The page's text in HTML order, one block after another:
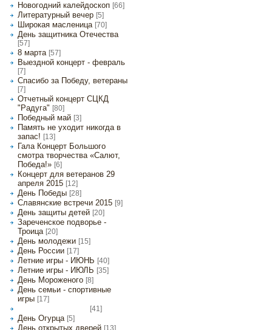
Новогодний калейдоскоп [66]
Литературный вечер [5]
Широкая масленица [70]
День защитника Отечества
[57]
8 марта [57]
Выездной концерт - февраль
[7]
Спасибо за Победу, ветераны
[7]
Отчетный концерт СЦКД
"Радуга" [80]
Победный май [3]
Память не уходит никогда в
запас! [13]
Гала Концерт Большого
смотра творчества «Салют,
Победа!» [6]
Концерт для ветеранов 29
апреля 2015 [12]
День Победы [28]
Славянские встречи 2015 [9]
День защиты детей [20]
Зареченское подворье -
Троица [20]
День молодежи [15]
День России [17]
Летние игры - ИЮНЬ [40]
Летние игры - ИЮЛЬ [35]
День Мороженого [8]
День семьи - спортивные
игры [17]
[41]
День Огурца [5]
День открытых дверей [13]